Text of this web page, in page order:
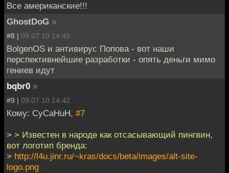
Все американские!!!
GhostDoG »
#8 | 09.07.10 14:40
BolgenOS и антивирус Попова - вот наши
перспективнейшие разработки - опять деньги мимо
гениев идут
bqbr0 »
#9 | 09.07.10 14:42
Кому: CyCaHuH, #7
> > Известен в народе как отсасывающий пингвин,
вот логотип бренда:
> http://l4u.jinr.ru/~kras/docs/beta/images/alt-site-
logo.png